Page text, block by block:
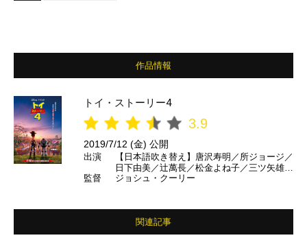
作品情報
トイ・ストーリー4
3.9
2019/7/12 (金) 公開
出演
【日本語吹き替え】唐沢寿明／所ジョージ／
日下由美／辻萬長／松金よね子／三ツ矢雄二
／咲野俊介／辻親八 ほか
監督 ジョシュ・クーリー
関連記事